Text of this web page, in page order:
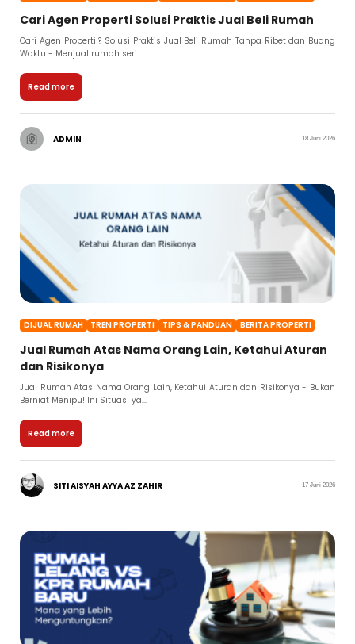
Cari Agen Properti Solusi Praktis Jual Beli Rumah
Cari Agen Properti ? Solusi Praktis Jual Beli Rumah Tanpa Ribet dan Buang
Waktu - Menjual rumah seri...
Read more
ADMIN 18 Juni 2026
DIJUAL RUMAH TREN PROPERTI TIPS & PANDUAN BERITA PROPERTI
Jual Rumah Atas Nama Orang Lain, Ketahui Aturan
dan Risikonya
Jual Rumah Atas Nama Orang Lain, Ketahui Aturan dan Risikonya - Bukan
Berniat Menipu! Ini Situasi ya...
Read more
SITI AISYAH AYYA AZ ZAHIR 17 Juni 2026